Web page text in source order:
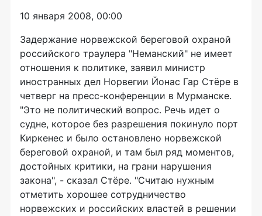
10 января 2008, 00:00
Задержание норвежской береговой охраной
российского траулера "Неманский" не имеет
отношения к политике, заявил министр
иностранных дел Норвегии Йонас Гар Стёре в
четверг на пресс-конференции в Мурманске.
"Это не политический вопрос. Речь идет о
судне, которое без разрешения покинуло порт
Киркенес и было остановлено норвежской
береговой охраной, и там был ряд моментов,
достойных критики, на грани нарушения
закона", - сказал Стёре. "Считаю нужным
отметить хорошее сотрудничество
норвежских и российских властей в решении